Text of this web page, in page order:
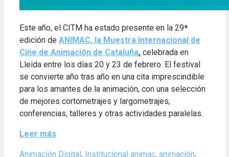
Este año, el CITM ha estado presente en la 29ª
edición de ANIMAC, la Muestra Internacional de
Cine de Animación de Cataluña, celebrada en
Lleida entre los días 20 y 23 de febrero. El festival
se convierte año tras año en una cita imprescindible
para los amantes de la animación, con una selección
de mejores cortometrajes y largometrajes,
conferencias, talleres y otras actividades paralelas.
Leer más
Categories
Animación Digital , Institucional Tags
animac, animación,